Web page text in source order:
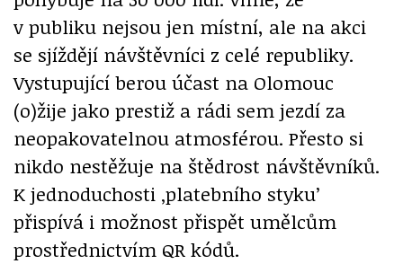
v publiku nejsou jen místní, ale na akci
se sjíždějí návštěvníci z celé republiky.
Vystupující berou účast na Olomouc
(o)žije jako prestiž a rádi sem jezdí za
neopakovatelnou atmosférou. Přesto si
nikdo nestěžuje na štědrost návštěvníků.
K jednoduchosti ‚platebního styku’
přispívá i možnost přispět umělcům
prostřednictvím QR kódů.